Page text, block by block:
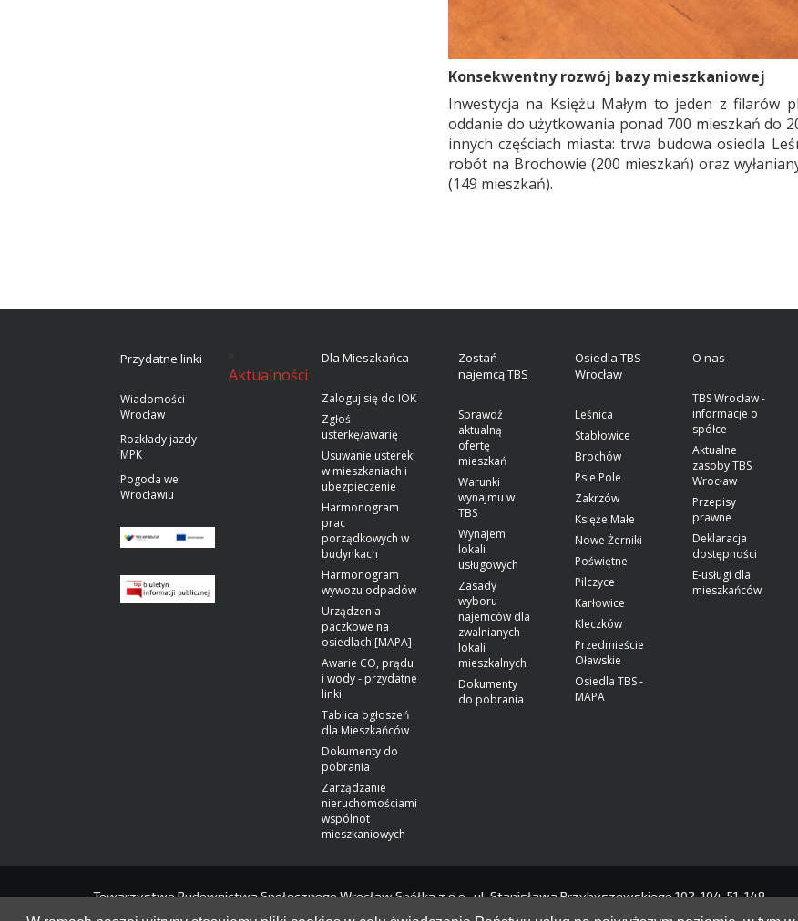
Konsekwentny rozwój bazy mieszkaniowej
Inwestycja na Księżu Małym to jeden z filarów
oddanie do użytkowania ponad 700 mieszkań do
innych częściach miasta: trwa budowa osiedla
robót na Brochowie (200 mieszkań) oraz
(149 mieszkań).
Przydatne linki
Wiadomości
Wrocław
Rozkłady jazdy
MPK
Pogoda we
Wrocławiu
Aktualności
Dla Mieszkańca
Zaloguj się do IOK
Zgłoś
usterkę/awarię
Usuwanie usterek
w mieszkaniach i
ubezpieczenie
Harmonogram
prac
porządkowych w
budynkach
Harmonogram
wywozu odpadów
Urządzenia
paczkowe na
osiedlach [MAPA]
Awarie CO, prądu
i wody - przydatne
linki
Tablica ogłoszeń
dla Mieszkańców
Dokumenty do
pobrania
Zarządzanie
nieruchomościami
wspólnot
mieszkaniowych
Zostań
najemcą TBS
Sprawdź
aktualną
ofertę
mieszkań
Warunki
wynajmu w
TBS
Wynajem
lokali
usługowych
Zasady
wyboru
najemców dla
zwalnianych
lokali
mieszkalnych
Dokumenty
do pobrania
Osiedla TBS
Wrocław
Leśnica
Stabłowice
Brochów
Psie Pole
Zakrzów
Księże Małe
Nowe Żerniki
Poświętne
Pilczyce
Karłowice
Kleczków
Przedmieście
Oławskie
Osiedla TBS -
MAPA
O nas
TBS Wrocław -
informacje o
spółce
Aktualne
zasoby TBS
Wrocław
Przepisy
prawne
Deklaracja
dostępności
E-usługi dla
mieszkańców
Towarzystwo Budownictwa Społecznego Wrocław Spółka z o.o., ul. Stanisława Przybyszewskiego 102-104, 51-148